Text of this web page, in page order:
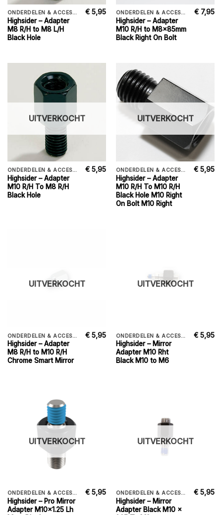
ONDERDELEN & ACCESSORIES
Highsider – Adapter
M8 R/H to M8 L/H
Black Hole
€ 5,95 ONDERDELEN & ACCESSORIES
Highsider – Adapter
M10 R/H to M8x85mm
Black Right On Bolt
€ 7,95
UITVERKOCHT
ONDERDELEN & ACCESSORIES
Highsider – Adapter
M10 R/H To M8 R/H
Black Hole
€ 5,95
UITVERKOCHT
ONDERDELEN & ACCESSORIES
Highsider – Adapter
M10 R/H To M10 R/H
Black Hole M10 Right
On Bolt M10 Right
€ 5,95
UITVERKOCHT
ONDERDELEN & ACCESSORIES
Highsider – Adapter
M8 R/H to M10 R/H
Chrome Smart Mirror
€ 5,95
UITVERKOCHT
ONDERDELEN & ACCESSORIES
Highsider – Mirror
Adapter M10 Rht
Black M10 to M6
€ 5,95
UITVERKOCHT
ONDERDELEN & ACCESSORIES
Highsider – Pro Mirror
Adapter M10x1.25 Lh
€ 5,95
UITVERKOCHT
ONDERDELEN & ACCESSORIES
Highsider – Mirror
Adapter Black M10 x
€ 5,95